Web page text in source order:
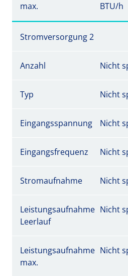
max.
BTU/h
Stromversorgung 2
Anzahl Nicht
Typ Nicht
Eingangsspannung Nicht
Eingangsfrequenz Nicht
Stromaufnahme Nicht
Leistungsaufnahme
Leerlauf
Nicht
Leistungsaufnahme
max.
Nicht